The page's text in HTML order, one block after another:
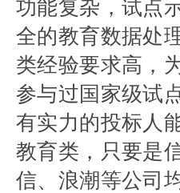
功能复杂，试点
全的教育数据处
类经验要求高，
参与过国家级试
有实力的投标人
教育类，只要是
信、浪潮等公司